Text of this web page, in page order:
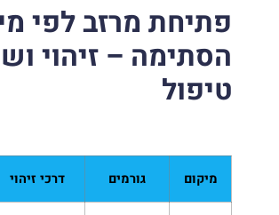
פתיחת מרזב לפי
הסתימה – זיהוי
טיפול
מיקום גורמים דרכי זיהוי